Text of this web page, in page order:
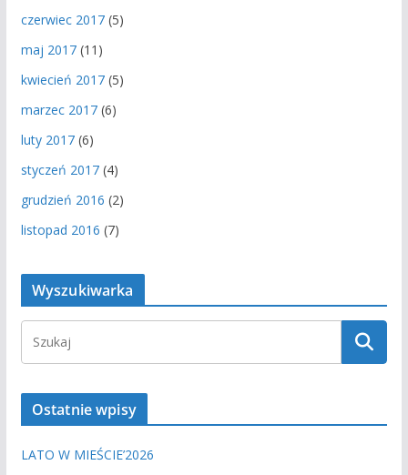
czerwiec 2017(5)
maj 2017(11)
kwiecień 2017(5)
marzec 2017(6)
luty 2017(6)
styczeń 2017(4)
grudzień 2016 (2)
listopad 2016 (7)
Wyszukiwarka
Ostatnie wpisy
LATO W MIEŚCIE’2026